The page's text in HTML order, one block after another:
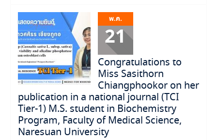
พ.ค.
21
Congratulations to
Miss Sasithorn
Chiangphookor on her
publication in a national journal (TCI
Tier-1) M.S. student in Biochemistry
Program, Faculty of Medical Science,
Naresuan University